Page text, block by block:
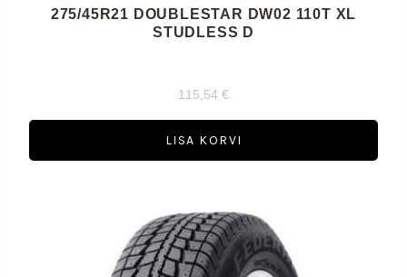
275/45R21 DOUBLESTAR DW02 110T XL
STUDLESS D
115,54 €
LISA KORVI